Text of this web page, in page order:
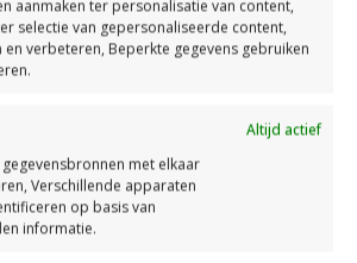
aanmaken ter personalisatie van content,
selectie van gepersonaliseerde content,
en verbeteren, Beperkte gegevens gebruiken
Altijd actief
met elkaar
Verschillende apparaten
op basis van
informatie.
@ The Fun? Alles
feest bij
Fun in Fun4Two Moordrecht: een
voor beginners.
plekken waar je je zo volledig jezelf kunt